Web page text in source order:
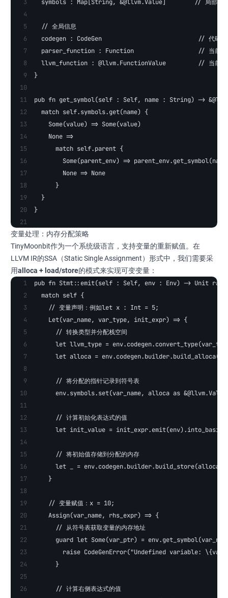
symbols : Map[String, &@llvm.Value]        // 局部变
  // 全局信息
codegen : CodeGen                           // 代码生
parser_function : Function                  // 当前函
llvm_function : @llvm.FunctionValue         // 当前函
}
pub fn get_symbol(self : Self, name : String) ->
  match self.symbols.get(name) {
    Some(value) => Some(value)
    None =>
      match self.parent {
Some(parent_env) =>
        None => None
      }
  }
}
变量处理：内存分配策略
TinyMoonbit作为一个系统级语言，支持变量的重新赋值。在
LLVM IR的SSA（Static Single Assignment）形式中，我们需要采
用alloca + load/store的模式来实现可变变量：
pub fn Stmt::emit(self : Self, env : Env) -> Unit
  match self {
    // 变量声明：例如let x : Int = 5;
    Let(var_name, var_type, init_expr) => {
      // 转换类型并分配栈空间
let llvm_type =
let alloca =
      // 将分配的指针记录到符号表
env.symbols.set(var_name, alloca as
      // 计算初始化表达式的值
let init_value =
      // 将初始值存储到分配的内存
let _ = env.codegen.builder.build_store(alloca,
    }
    // 变量赋值：x = 10;
    Assign(var_name, rhs_expr) => {
      // 从符号表获取变量的内存地址
guard let Some(var_ptr) =
raise CodeGenError("Undefined variable:
      }
      // 计算右侧表达式的值